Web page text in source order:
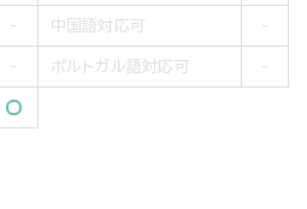
中国語対応可
ポルトガル語対応可